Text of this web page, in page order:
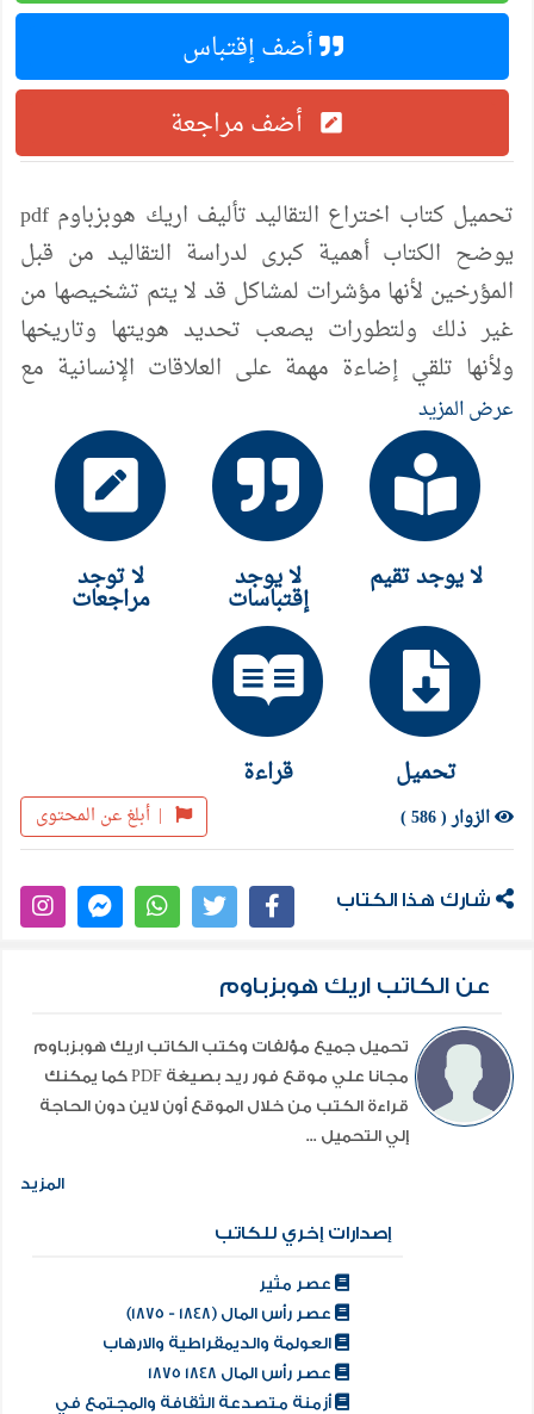
أضف إقتباس
أضف مراجعة
تحميل كتاب اختراع التقاليد تأليف اريك هوبزباوم pdf
يوضح الكتاب أهمية كبرى لدراسة التقاليد من قبل
المؤرخين لأنها مؤشرات لمشاكل قد لا يتم تشخيصها من
غير ذلك ولتطورات يصعب تحديد هويتها وتاريخها
ولأنها تلقي إضاءة مهمة على العلاقات الإنسانية مع
الماضي أي على موضوع عمل المؤرخ نفسه وعلى
صنعته أيضاً. ويقدم المحرران لمحة عن اختراع التقاليد
في المرتفعات الاسكتلندية وتقاليد الماضي الويلزي في
العصر الرومانسي، إضافة إلى تقاليد الهند الفكتورية في
إفريقيا والإنتاج الواسع للتقاليد في أوروبا. ويعتبر
الكتاب أن هناك علاقة بين الاختراع للتقاليد والنشوء
التلقائي، أي بين الأمر المخطط له وبيين النمو الطبيعي،
بحيث إن للتقاليد المخترعة وظائف اجتماعية وسياسية
مهمة لا تظهر إلى حيز الوجود ولا تستقر وترسخ إن لم
تستطع اكتساب هذه الوظائف.
عرض المزيد
لا يوجد تقيم لا يوجد
إقتباسات
لا توجد
مراجعات
تحميل قراءة
| أبلغ عن المحتوى الزوار ( 586 )
شارك هذا الكتاب
عن الكاتب اريك هوبزباوم
تحميل جميع مؤلفات وكتب الكاتب اريك هوبزباوم
مجانا علي موقع فور ريد بصيغة PDF كما يمكنك
قراءة الكتب من خلال الموقع أون لاين دون الحاجة
إلي التحميل ...
المزيد
إصدارات إخري للكاتب
عصر مثير
عصر رأس المال (1848 - 1875)
العولمة والديمقراطية والارهاب
عصر رأس المال 1848 1875
أزمنة متصدعة الثقافة والمجتمع في